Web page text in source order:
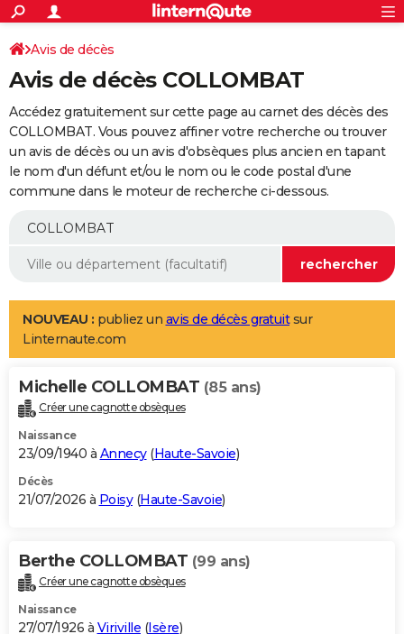
ACTUALITÉS
Politique
Société
Faits Divers
Education
Monde
Villes
+
SPORT
Coupe du monde 2026
Football
Tennis
Cyclisme
Rugby
Forum
Programme TV
TNT
Streaming
Cinéma
Sorties cinéma
Musique
+
FINANCE
Impôts
Immobilier
Risques naturels par ville
Banque
Assurance
Crédit
AUTO
Essais
Réserver un essai
Citadines
Berlines
SUV
Forum auto
+
Mobiles
Meilleur smartphone
Internet
Ordinateurs
Jeux vidéo
Guide high-tech
Aménagement intérieur
LIFESTYLE
Art de vivre
Bien-être
Loisirs
Mode
Modes de vie
Alimentation
Guide de la santé
Maladies
Médicaments
Sommeil
VOYAGE
Destinations
City break
Voyage nature
Voyage de noces
Forum
Climat
+PHOTO
GUIDES D'ACHAT
BONS PLANS
Carte de Noël
Carte Bonne année
Carte Saint-Valentin
Carte Pâques
Carte d'anniversaire
DICTIONNAIRE
Dictionnaire
Biographies
Citations
Expressions
Proverbes
PROGRAMME TV
Avis de décès
Avis de décès COLLOMBAT
Accédez gratuitement sur cette page au carnet des décès des
COLLOMBAT. Vous pouvez affiner votre recherche ou trouver
un avis de décès ou un avis d'obsèques plus ancien en tapant
le nom d'un défunt et/ou le nom ou le code postal d'une
commune dans le moteur de recherche ci-dessous.
NOUVEAU : publiez un avis de décès gratuitsur
Linternaute.com
Michelle COLLOMBAT (85 ans)
Créer une cagnotte obsèques
Naissance
23/09/1940 à Annecy(Haute-Savoie)
Décès
21/07/2026 à Poisy(Haute-Savoie)
Berthe COLLOMBAT (99 ans)
Créer une cagnotte obsèques
Naissance
27/07/1926 à Viriville (Isère)